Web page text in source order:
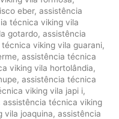
eber, assistência
técnica viking vila
gotardo, assistência
viking vila guarani,
, assistência técnica
viking vila hortolândia,
, assistência técnica
viking vila japi i,
assistência técnica viking
vila joaquina, assistência